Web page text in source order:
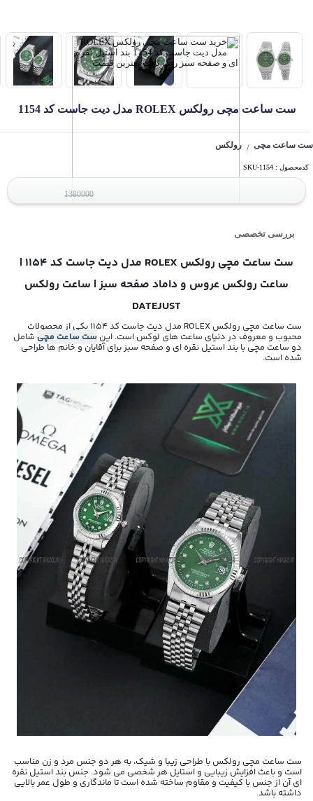
ست ساعت مچی رولکس ROLEX مدل دیت جاست کد 1154
ست ساعت مچی / رولکس
کدمحصول : SKU-1154
1380000
بررسی تخصصی
ست ساعت مچی رولکس ROLEX مدل دیت جاست کد 1154 |
ساعت رولکس عروس و داماد صفحه سبز | ساعت رولکس
DATEJUST
ست ساعت مچی رولکس ROLEX مدل دیت جاست کد 1154 یکی از محصولات
محبوب و معروف در دنیای ساعت های لوکس است. این ست ساعت مچیشامل
دو ساعت مچی با بند استیل نقره ای و صفحه سبز برای آقایان و خانم ها طراحی
شده است.
ست ساعت مچی رولکس با طراحی زیبا و شیک، به هر دو جنس مرد و زن مناسب
است و باعث افزایش زیبایی و استایل هر شخصی می شود. جنس بند استیل نقره
ای آن از جنس با کیفیت و مقاوم ساخته شده است تا ماندگاری و طول عمر بالایی
داشته باشد.